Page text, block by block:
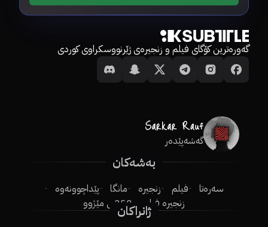
گەورەترین کۆگای فیلم و زنجیرەی ژێرنووسکراوی کوردی
گەشەپێدەر
بەشەکان
سەرەتا فیلم زنجیرە مانگا
پێداچوونەوە
زنجیرە فیلم
250ـی مێژوو
ژانراکان